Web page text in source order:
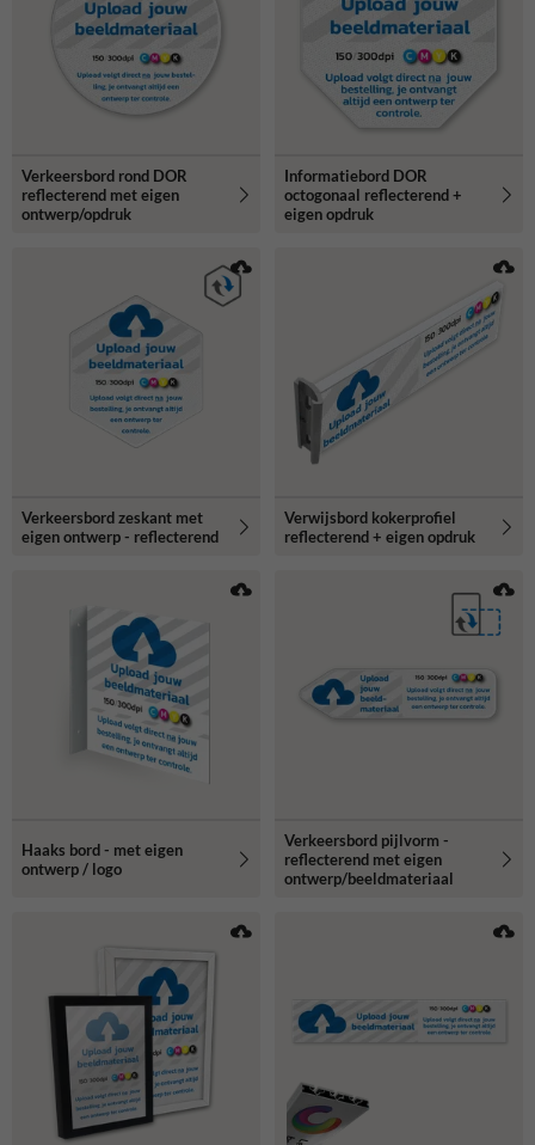
Verkeersbord rond DOR
reflecterend met eigen
ontwerp/opdruk
Informatiebord DOR
octogonaal reflecterend +
eigen opdruk
Verkeersbord zeskant met
eigen ontwerp - reflecterend
Verwijsbord kokerprofiel
reflecterend + eigen opdruk
Haaks bord - met eigen
ontwerp / logo
Verkeersbord pijlvorm -
reflecterend met eigen
ontwerp/beeldmateriaal